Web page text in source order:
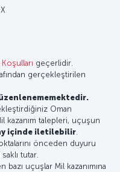
Koşulları geçerlidir.
gerçekleştirilen
Oman
kazanım talepleri, uçuşun
içinde iletilebilir.
önceden duyuru
tutar.
bazı uçuşlar Mil kazanımına